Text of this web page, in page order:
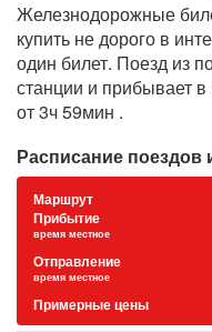
Железнодорожные
купить не дорого в
один билет. Поезд из
станции и прибывает
от 3ч 59мин .
Расписание
Маршрут
Прибытие
время местное
Отправление
время местное
Примерные цены